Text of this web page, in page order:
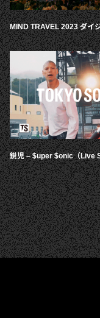
MIND TRAVEL 2023 ダイ
鋭児 – $uper $onic（Live